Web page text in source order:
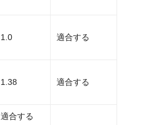
1.0 適合する
1.38 適合する
適合する